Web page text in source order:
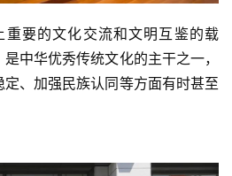
重要的文化交流和文明互鉴的载
中华优秀传统文化的主干之一，
、加强民族认同等方面有时甚至